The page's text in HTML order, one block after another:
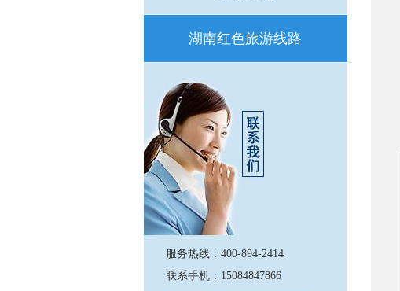
湖南红色旅游线路
服务热线：400-894-2414
联系手机：15084847866